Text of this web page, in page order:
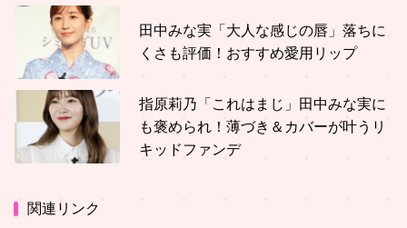
田中みな実「大人な感じの唇」落ちに
くさも評価！おすすめ愛用リップ
指原莉乃「これはまじ」田中みな実に
も褒められ！薄づき＆カバーが叶うリ
キッドファンデ
関連リンク